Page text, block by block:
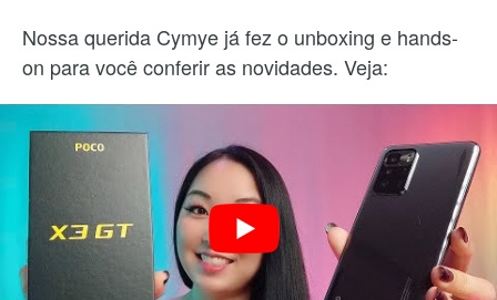
Nossa querida Cymye já fez o unboxing e hands-
on para você conferir as novidades. Veja: